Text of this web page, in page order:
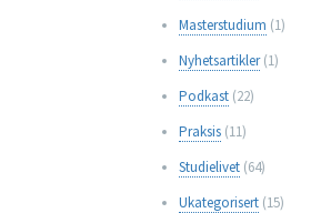
Masterstudium (1)
Nyhetsartikler(1)
Podkast(22)
Praksis(11)
Studielivet(64)
Ukategorisert(15)